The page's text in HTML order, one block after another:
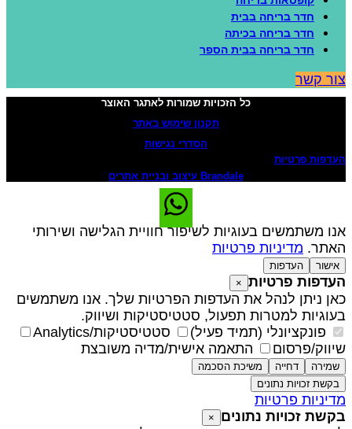
חדר בריחה בבית
חדר בריחה בכיתה
חדר בריחה בבית הספר
קשר
כל הזכויות שמורות לאתגר האוצר
תקנון שימוש באתר
הסדרי נגישות
פרטיות
Brandale עיצוב ובניית אתרים
משתמשים בעוגיות לשיפור חוויית הגלישה ושירותי
מדיניות פרטיות
אישור העדפות
פרטיות ×
ניתן לנהל את העדפות הפרטיות שלך. אנו משתמשים
למטרות תפעול, סטטיסטיקות ושיווק.
פונקציונלי (תמיד פעיל)
סטטיסטיקות/Analytics
פרסום
התאמה אישית/מדיה משובצת
שמירה דחייה
משיכת הסכמה
בקשת זכויות נתונים
פרטיות
זכויות נתונים